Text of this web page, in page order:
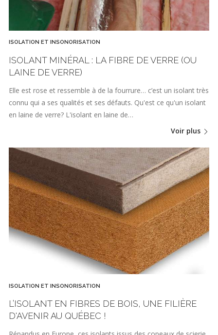
ISOLATION ET INSONORISATION
ISOLANT MINÉRAL : LA FIBRE DE VERRE (OU
LAINE DE VERRE)
Elle est rose et ressemble à de la fourrure… c’est un isolant très
connu qui a ses qualités et ses défauts. Qu'est ce qu'un isolant
en laine de verre? L'isolant en laine de…
Voir plus
ISOLATION ET INSONORISATION
L’ISOLANT EN FIBRES DE BOIS, UNE FILIÈRE
D'AVENIR AU QUÉBEC !